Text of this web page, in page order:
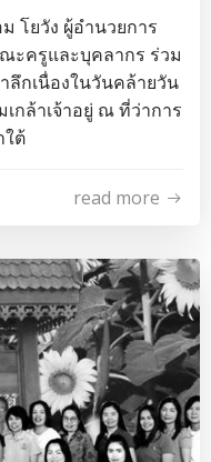
โยวัง ผู้อำนวยการ
ะครูและบุคลากร ร่วม
กเนื่องในวันคล้ายวัน
กล้าเจ้าอยู่ ณ ที่ว่าการ
ใต้
read more